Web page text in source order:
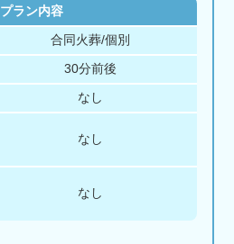
プラン内容
合同火葬/個別
30分前後
なし
なし
なし